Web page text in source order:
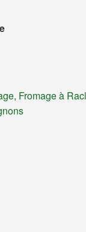
Fromage à